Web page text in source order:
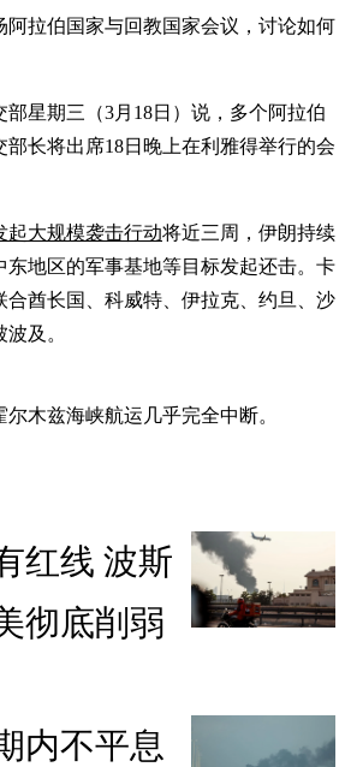
阿拉伯国家与回教国家会议，讨论如何
星期三（3月18日）说，多个阿拉伯
部长将出席18日晚上在利雅得举行的会
起大规模袭击行动将近三周，伊朗持续
东地区的军事基地等目标发起还击。卡
合酋长国、科威特、伊拉克、约旦、沙
及。
木兹海峡航运几乎完全中断。
红线 波斯
彻底削弱
内不平息